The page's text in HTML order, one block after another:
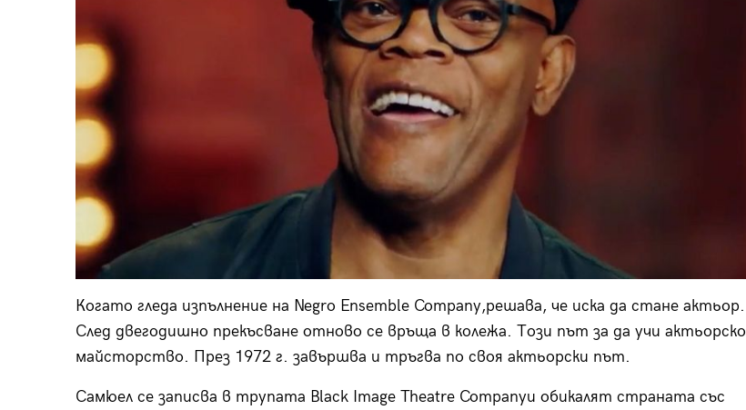
Когато гледа изпълнение на Negro Ensemble Company,решава, че иска да стане актьор.
След двегодишно прекъсване отново се връща в колежа. Този път за да учи актьорско
майсторство. През 1972 г. завършва и тръгва по своя актьорски път.
Самюел се записва в трупата Black Image Theatre Companyи обикалят страната със